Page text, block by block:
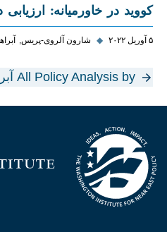
کووید در خاورمیانه:
۵ آوریل ۲۰۲۲ ◆ شارون آلروی-پریس
All Policy Analysis by آبراهام فلکسمن
Homepage